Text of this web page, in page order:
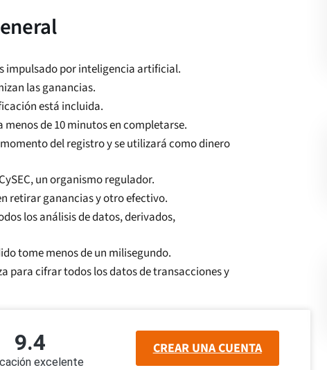
impulsado por inteligencia artificial.
las ganancias.
está incluida.
de 10 minutos en completarse.
del registro y se utilizará como dinero
un organismo regulador.
retirar ganancias y otro efectivo.
los análisis de datos, derivados,
tome menos de un milisegundo.
para cifrar todos los datos de transacciones y
9.4
excelente
CREAR UNA CUENTA